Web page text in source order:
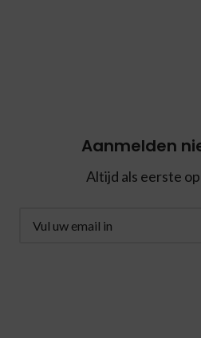
Aanmelden
Altijd als eerste